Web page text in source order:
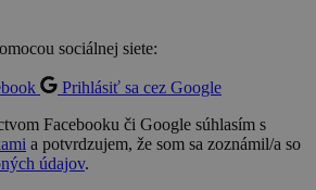
sociálnej siete:
Prihlásiť sa cez Google
Facebooku či Google súhlasím s
a potvrdzujem, že som sa zoznámil/a so
údajov.